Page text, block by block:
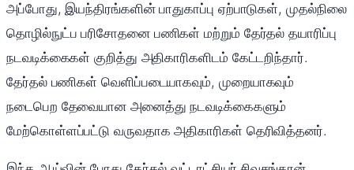
அப்போது, இயந்திரங்களின் பாதுகாப்பு ஏற்பாடுகள், முதல்நிலை
தொழில்நுட்ப பரிசோதனை பணிகள் மற்றும் தேர்தல் தயாரிப்பு
நடவடிக்கைகள் குறித்து அதிகாரிகளிடம் கேட்டறிந்தார்.
தேர்தல் பணிகள் வெளிப்படையாகவும், முறையாகவும்
நடைபெற தேவையான அனைத்து நடவடிக்கைகளும்
மேற்கொள்ளப்பட்டு வருவதாக அதிகாரிகள் தெரிவித்தனர்.